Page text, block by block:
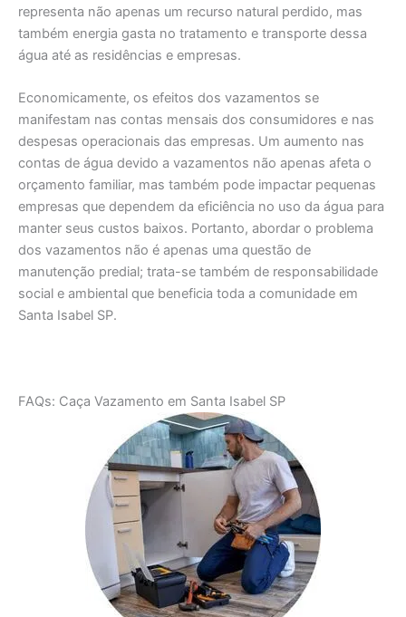
representa não apenas um recurso natural perdido, mas
também energia gasta no tratamento e transporte dessa
água até as residências e empresas.
Economicamente, os efeitos dos vazamentos se
manifestam nas contas mensais dos consumidores e nas
despesas operacionais das empresas. Um aumento nas
contas de água devido a vazamentos não apenas afeta o
orçamento familiar, mas também pode impactar pequenas
empresas que dependem da eficiência no uso da água para
manter seus custos baixos. Portanto, abordar o problema
dos vazamentos não é apenas uma questão de
manutenção predial; trata-se também de responsabilidade
social e ambiental que beneficia toda a comunidade em
Santa Isabel SP.
FAQs: Caça Vazamento em Santa Isabel SP